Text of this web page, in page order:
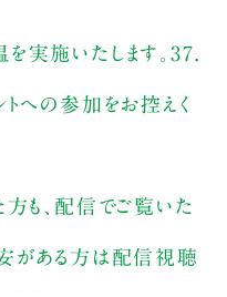
実施いたします。37.
への参加をお控えく
方も、配信でご覧いた
がある方は配信視聴